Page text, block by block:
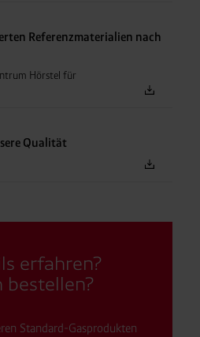
Referenzmaterialien nach
Hörstel für
Qualität
erfahren?
bestellen?
Standard-Gasprodukten